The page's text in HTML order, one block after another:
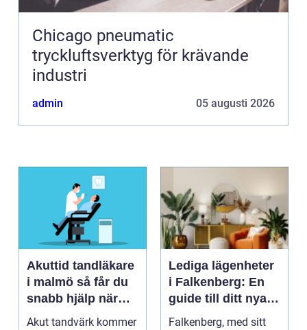
Chicago pneumatic
tryckluftsverktyg för krävande
industri
admin 05 augusti 2026
Akuttid tandläkare
i malmö så får du
snabb hjälp när
tanden gör ont
Akut tandvärk kommer
Lediga lägenheter
i Falkenberg: En
guide till ditt nya
hem
Falkenberg, med sitt